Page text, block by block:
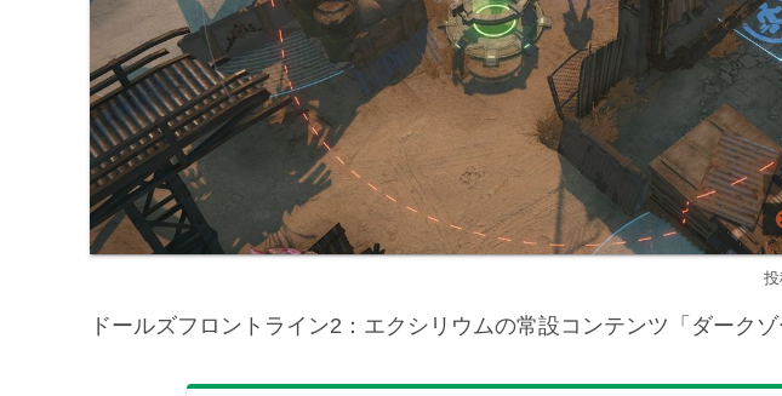
ドールズフロントライン2：エクシリウムの常設コンテンツ「ダークゾ